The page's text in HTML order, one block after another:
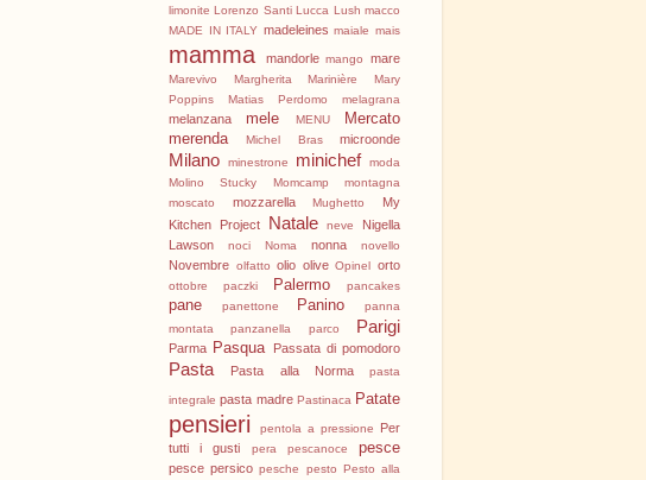
limonite Lorenzo Santi Lucca Lush macco
MADE IN ITALY madeleines maiale mais
mamma mandorle mango mare
Marevivo Margherita Marinière
Mary
Poppins
Matias Perdomo melagrana
melanzana mele MENU
Mercato
merenda
Michel Bras microonde
Milano minestrone minichef
moda
Molino Stucky
Momcamp
montagna
moscato
mozzarella Mughetto
My
Kitchen Project
Natale neve
Nigella
Lawson
noci Noma nonna novello
Novembre olfatto olio olive Opinel orto
ottobre paczki Palermo pancakes
pane panettone Panino
panna
montata
panzanella parco Parigi
Parma Pasqua Passata di pomodoro
Pasta Pasta alla Norma pasta
integrale pasta madre Pastinaca Patate
pensieri pentola a pressione
Per
tutti i gusti
pera pescanoce pesce
pesce persico pesche pesto
Pesto alla